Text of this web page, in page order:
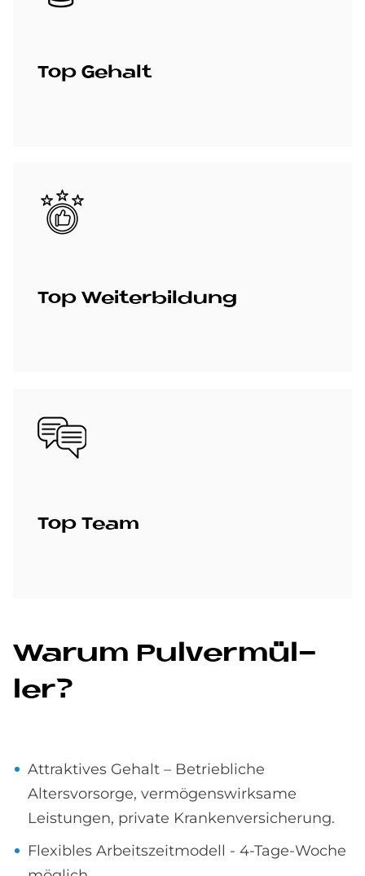
Top Ge­halt
Bild
Top Wei­ter­bil­dung
Bild
Top Team
Wa­rum Pul­ver­mül­
ler?
Attraktives Gehalt – Betriebliche
Altersvorsorge, vermögenswirksame
Leistungen, private Krankenversicherung.
Flexibles Arbeitszeitmodell - 4-Tage-Woche